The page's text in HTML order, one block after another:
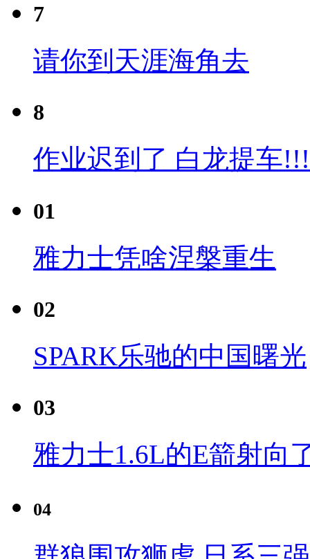
7
请你到天涯海角去
8
作业迟到了 白龙提车
01
雅力士凭啥涅槃重生
02
SPARK乐驰的中国曙光
03
雅力士1.6L的E箭射向
04